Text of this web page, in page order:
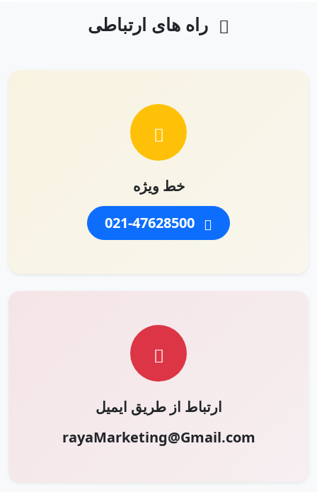
راه های ارتباطی
خط ویژه
ارتباط از طریق ایمیل
rayaMarketing@Gmail.com